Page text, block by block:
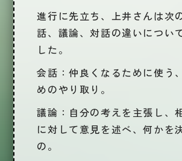
進行に先立ち、上井さんは次
話、議論、対話の違いについ
した。
会話 ：仲良くなるために使う
めのやり取り。
議論 ：自分の考えを主張し、
に対して意見を述べ、何かを
の。